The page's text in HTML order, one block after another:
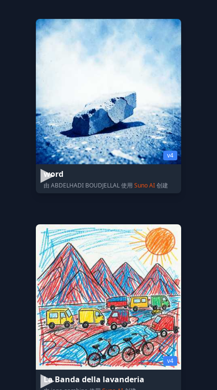
v4
word
由 ABDELHADI BOUDJELLAL 使用 Suno AI创建
v4
La Banda della lavanderia